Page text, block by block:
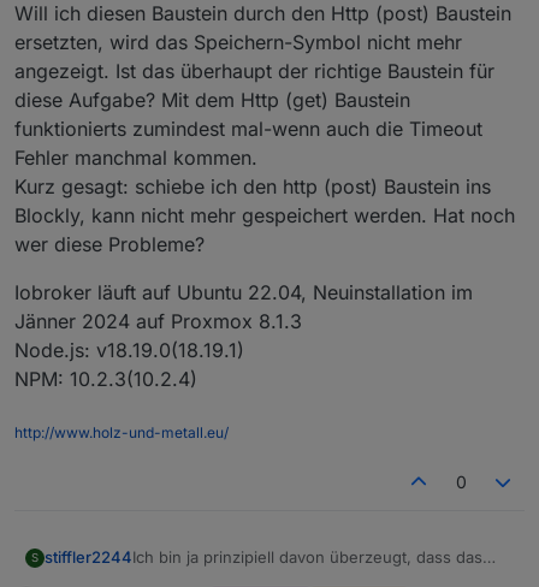
Will ich diesen Baustein durch den Http (post) Baustein
ersetzten, wird das Speichern-Symbol nicht mehr
angezeigt. Ist das überhaupt der richtige Baustein für
diese Aufgabe? Mit dem Http (get) Baustein
funktionierts zumindest mal-wenn auch die Timeout
Fehler manchmal kommen.
Kurz gesagt: schiebe ich den http (post) Baustein ins
Blockly, kann nicht mehr gespeichert werden. Hat noch
wer diese Probleme?
Iobroker läuft auf Ubuntu 22.04, Neuinstallation im
Jänner 2024 auf Proxmox 8.1.3
Node.js: v18.19.0(18.19.1)
NPM: 10.2.3(10.2.4)
http://www.holz-und-metall.eu/
0
S stiffler2244Ich bin ja prinzipiell davon überzeugt, dass das